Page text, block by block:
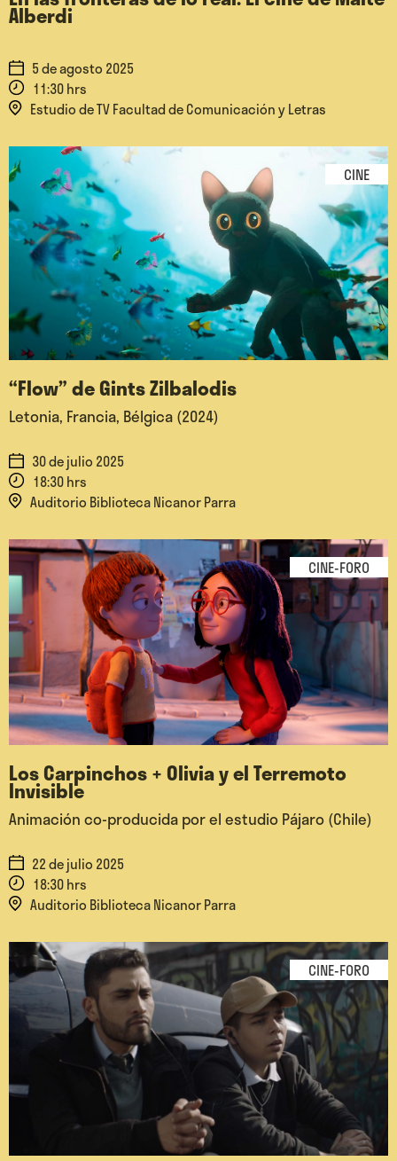
Alberdi
5 de agosto 2025
11:30 hrs
Estudio de TV Facultad de Comunicación y Letras
CINE
“Flow” de Gints Zilbalodis
Letonia, Francia, Bélgica (2024)
30 de julio 2025
18:30 hrs
Auditorio Biblioteca Nicanor Parra
CINE-FORO
Los Carpinchos + Olivia y el Terremoto
Invisible
Animación co-producida por el estudio Pájaro (Chile)
22 de julio 2025
18:30 hrs
Auditorio Biblioteca Nicanor Parra
CINE-FORO